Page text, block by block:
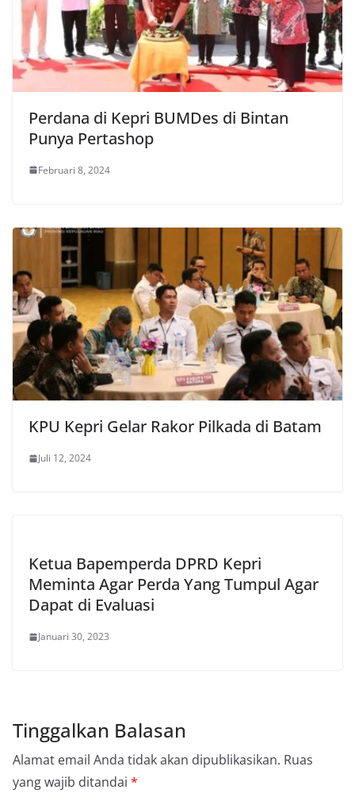
Perdana di Kepri BUMDes di Bintan
Punya Pertashop
Februari 8, 2024
KPU Kepri Gelar Rakor Pilkada di Batam
Juli 12, 2024
Ketua Bapemperda DPRD Kepri
Meminta Agar Perda Yang Tumpul Agar
Dapat di Evaluasi
Januari 30, 2023
Tinggalkan Balasan
Alamat email Anda tidak akan dipublikasikan. Ruas
yang wajib ditandai *